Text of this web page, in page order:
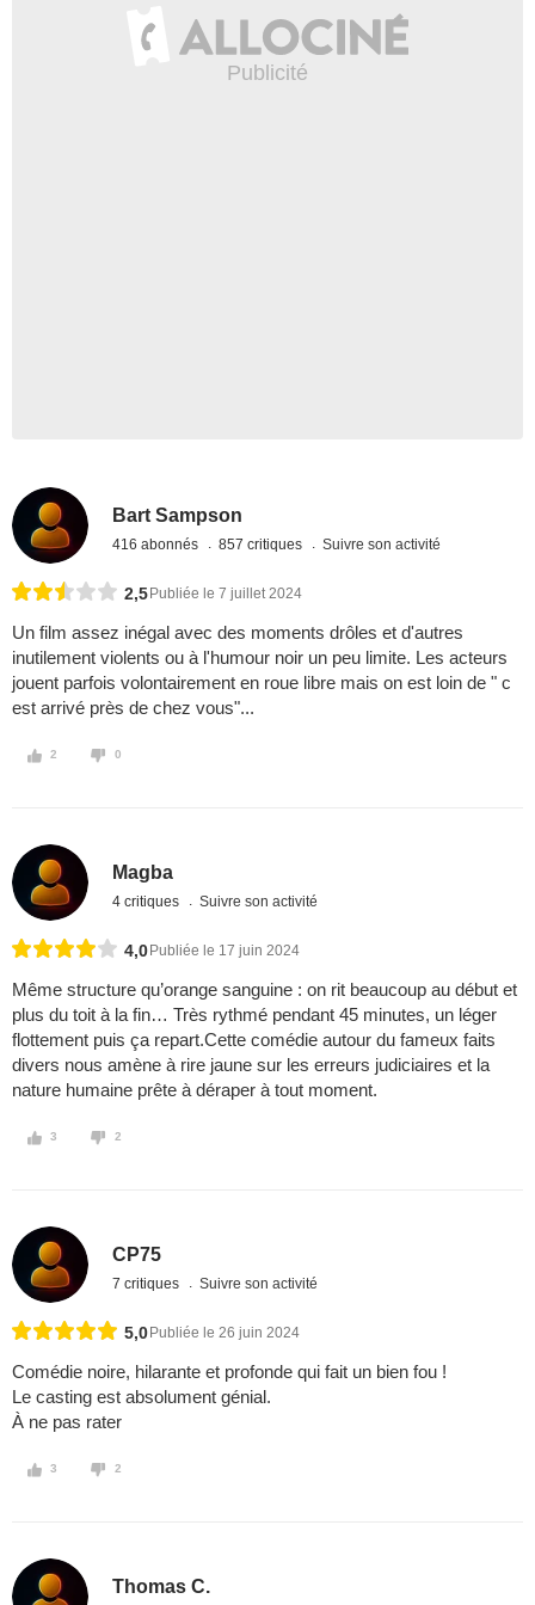
Bart Sampson
416 abonnés 857 critiques Suivre son activité
2,5 Publiée le 7 juillet 2024
Un film assez inégal avec des moments drôles et d'autres
inutilement violents ou à l'humour noir un peu limite. Les acteurs
jouent parfois volontairement en roue libre mais on est loin de " c
est arrivé près de chez vous"...
2 0
Magba
4 critiques Suivre son activité
4,0 Publiée le 17 juin 2024
Même structure qu’orange sanguine : on rit beaucoup au début et
plus du toit à la fin… Très rythmé pendant 45 minutes, un léger
flottement puis ça repart.Cette comédie autour du fameux faits
divers nous amène à rire jaune sur les erreurs judiciaires et la
nature humaine prête à déraper à tout moment.
3 2
CP75
7 critiques Suivre son activité
5,0 Publiée le 26 juin 2024
Comédie noire, hilarante et profonde qui fait un bien fou !
Le casting est absolument génial.
À ne pas rater
3 2
Thomas C.